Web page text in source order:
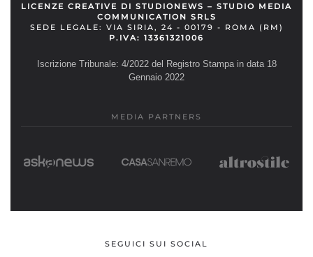
LICENZE CREATIVE DI STUDIONEWS – STUDIO MEDIA
COMMUNICATION SRLS
SEDE LEGALE: VIA SIRIA, 24 - 00179 - ROMA (RM)
P.IVA: 13361321006
Iscrizione Tribunale: 4/2022 del Registro Stampa in data 18
Gennaio 2022
MEDIA PARTNERS
SEGUICI SUI SOCIAL